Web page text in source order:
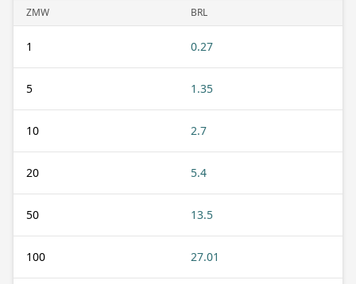
ZMW BRL
1 0.27
5 1.35
10 2.7
20 5.4
50 13.5
100 27.01